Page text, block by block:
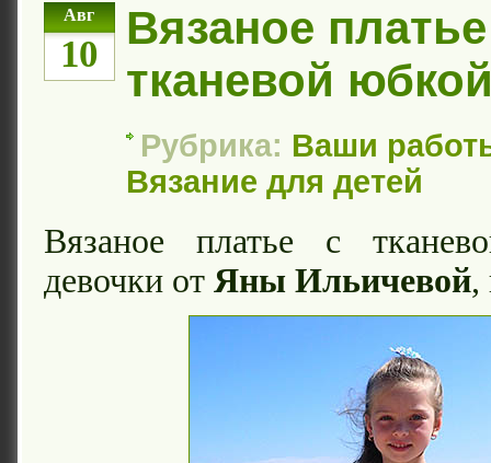
Авг
10
Вязаное
тканевой
Рубрика: Ваши
Вязание для детей
Вязаное платье с
девочки от Яны Ильичевой,